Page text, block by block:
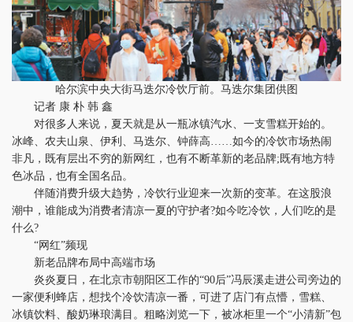
哈尔滨中央大街马迭尔冷饮厅前。马迭尔集团供图
记者 康 朴 韩 鑫
对很多人来说，夏天就是从一瓶冰镇汽水、一支雪糕开始的。
冰峰、农夫山泉、伊利、马迭尔、钟薛高……如今的冷饮市场热闹
非凡，既有层出不穷的新网红，也有不断革新的老品牌;既有地方特
色冰品，也有全国名品。
伴随消费升级大趋势，冷饮行业迎来一次新的变革。在这股浪
潮中，谁能成为消费者清凉一夏的守护者?如今吃冷饮，人们吃的是
什么?
“网红”频现
新老品牌布局中高端市场
炎炎夏日，在北京市朝阳区工作的“90后”冯辰溪走进公司旁边的
一家便利蜂店，想找个冷饮清凉一番，可进了店门有点懵，雪糕、
冰镇饮料、酸奶琳琅满目。粗略浏览一下，被冰柜里一个“小清新”包